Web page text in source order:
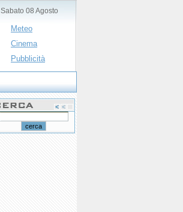
Sabato 08 Agosto
Meteo
Cinema
Pubblicità